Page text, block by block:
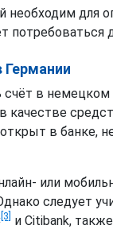
необходим для
в немецком
открыт в
или
следует
[3] и Citibank,